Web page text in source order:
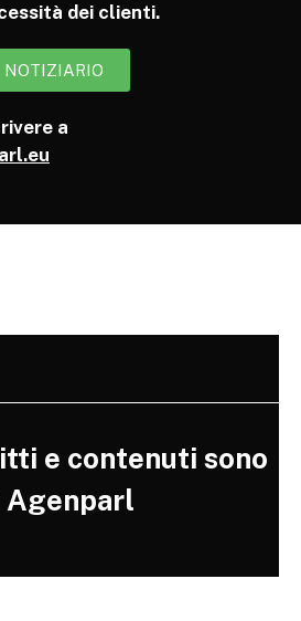
dei clienti.
NOTIZIARIO
a
e contenuti sono
Agenparl